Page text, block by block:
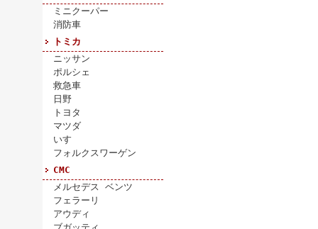
ミニクーパー
消防車
トミカ
ニッサン
ポルシェ
救急車
日野
トヨタ
マツダ
いすゞ
フォルクスワーゲン
CMC
メルセデス ベンツ
フェラーリ
アウディ